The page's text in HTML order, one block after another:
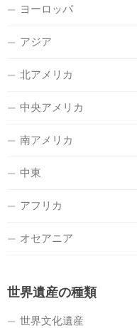
ヨーロッパ
アジア
北アメリカ
中央アメリカ
南アメリカ
中東
アフリカ
オセアニア
世界遺産の種類
世界文化遺産